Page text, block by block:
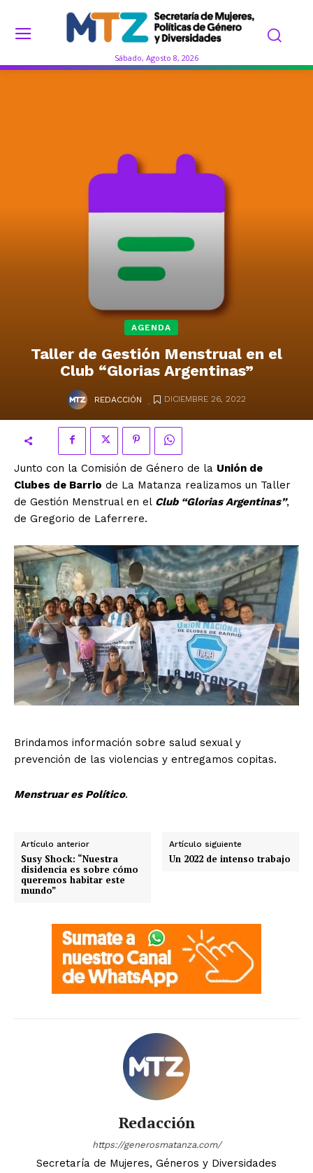
Sábado, Agosto 8, 2026
AGENDA
Taller de Gestión Menstrual en el
Club “Glorias Argentinas”
REDACCIÓN . DICIEMBRE 26, 2022
Junto con la Comisión de Género de la Unión de
Clubes de Barrio de La Matanza realizamos un Taller
de Gestión Menstrual en el Club “Glorias Argentinas”,
de Gregorio de Laferrere.
Brindamos información sobre salud sexual y
prevención de las violencias y entregamos copitas.
Menstruar es Político.
Artículo anterior
Susy Shock: “Nuestra
disidencia es sobre cómo
queremos habitar este
mundo”
Artículo siguiente
Un 2022 de intenso trabajo
Redacción
https://generosmatanza.com/
Secretaría de Mujeres, Géneros y Diversidades